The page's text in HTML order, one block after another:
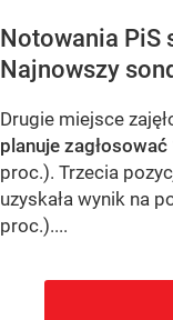
Notowania PiS
Najnowszy
Drugie miejsce
planuje
proc.). Trzecia
uzyskała wynik na
proc.)....